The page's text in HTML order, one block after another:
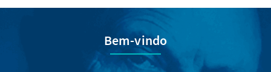
Bem-vindo